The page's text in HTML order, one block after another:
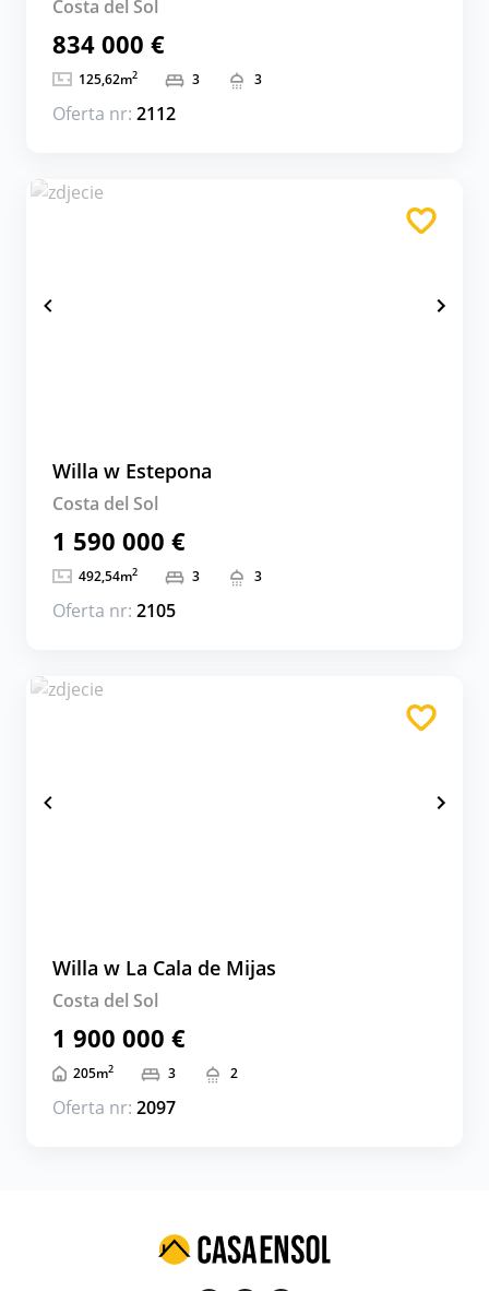
Costa del Sol
834 000 €
125,62m2 3 3
Oferta nr: 2112
Willa w Estepona
Costa del Sol
1 590 000 €
492,54m2 3 3
Oferta nr: 2105
Willa w La Cala de Mijas
Costa del Sol
1 900 000 €
205m2 3 2
Oferta nr: 2097